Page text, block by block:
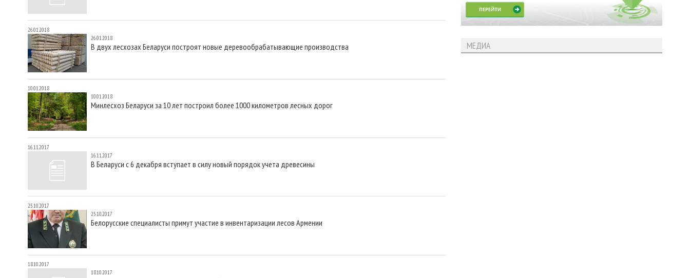
26.01.2018
26.01.2018
В двух лесхозах Беларуси построят новые деревообрабатывающие производства
10.01.2018
10.01.2018
Минлесхоз Беларуси за 10 лет построил более 1000 километров лесных дорог
16.11.2017
16.11.2017
В Беларуси с 6 декабря вступает в силу новый порядок учета древесины
25.10.2017
25.10.2017
Белорусские специалисты примут участие в инвентаризации лесов Армении
18.10.2017
18.10.2017
МЕДИА